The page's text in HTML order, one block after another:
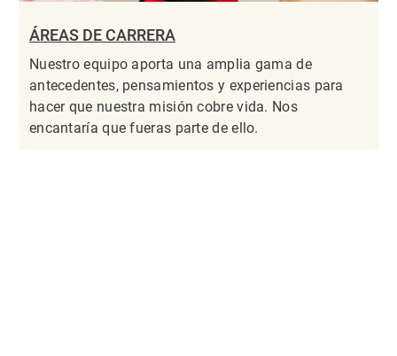
ÁREAS DE CARRERA
Nuestro equipo aporta una amplia gama de
antecedentes, pensamientos y experiencias para
hacer que nuestra misión cobre vida. Nos
encantaría que fueras parte de ello.